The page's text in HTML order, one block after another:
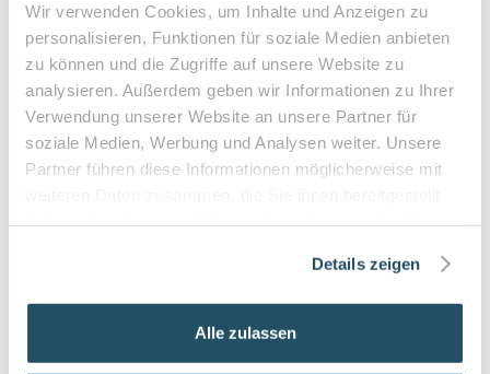
Wir verwenden Cookies, um Inhalte und Anzeigen zu
personalisieren, Funktionen für soziale Medien anbieten
zu können und die Zugriffe auf unsere Website zu
analysieren. Außerdem geben wir Informationen zu Ihrer
Verwendung unserer Website an unsere Partner für
soziale Medien, Werbung und Analysen weiter. Unsere
Partner führen diese Informationen möglicherweise mit
Details zeigen
Alle zulassen
Burgert
77855Achern
Spezialisiert auf schonende medizinische Fußpflege,
Diabetesbetreuung und präventive Nachsorge
Details
Schonende medizinische Fußpflege, individuelle Prävention,
diabetische Risikobetreuung und barrierefrei zugänglich